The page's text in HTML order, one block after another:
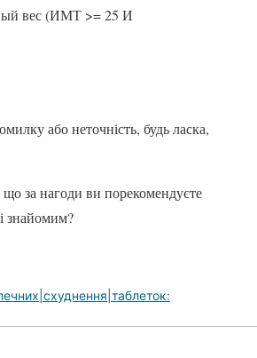
вес (ИМТ >= 25 И
або неточність, будь ласка,
за нагоди ви порекомендуєте
знайомим?